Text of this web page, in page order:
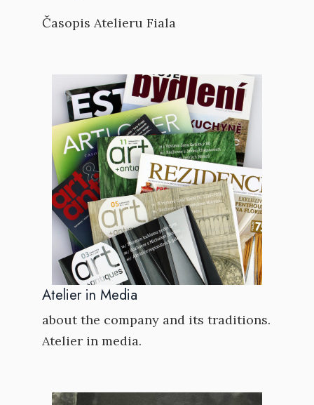
Časopis Atelieru Fiala
Atelier in Media
about the company and its traditions.
Atelier in media.